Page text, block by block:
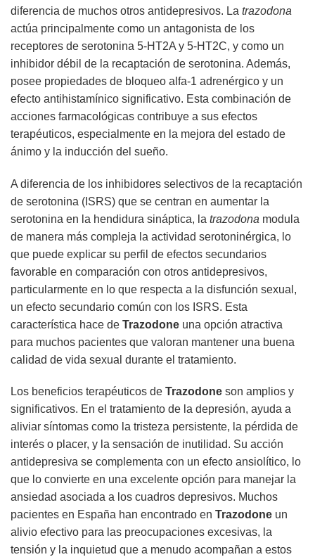
diferencia de muchos otros antidepresivos. La trazodona
actúa principalmente como un antagonista de los
receptores de serotonina 5-HT2A y 5-HT2C, y como un
inhibidor débil de la recaptación de serotonina. Además,
posee propiedades de bloqueo alfa-1 adrenérgico y un
efecto antihistamínico significativo. Esta combinación de
acciones farmacológicas contribuye a sus efectos
terapéuticos, especialmente en la mejora del estado de
ánimo y la inducción del sueño.
A diferencia de los inhibidores selectivos de la recaptación
de serotonina (ISRS) que se centran en aumentar la
serotonina en la hendidura sináptica, la trazodona modula
de manera más compleja la actividad serotoninérgica, lo
que puede explicar su perfil de efectos secundarios
favorable en comparación con otros antidepresivos,
particularmente en lo que respecta a la disfunción sexual,
un efecto secundario común con los ISRS. Esta
característica hace de Trazodone una opción atractiva
para muchos pacientes que valoran mantener una buena
calidad de vida sexual durante el tratamiento.
Los beneficios terapéuticos de Trazodone son amplios y
significativos. En el tratamiento de la depresión, ayuda a
aliviar síntomas como la tristeza persistente, la pérdida de
interés o placer, y la sensación de inutilidad. Su acción
antidepresiva se complementa con un efecto ansiolítico, lo
que lo convierte en una excelente opción para manejar la
ansiedad asociada a los cuadros depresivos. Muchos
pacientes en España han encontrado en Trazodone un
alivio efectivo para las preocupaciones excesivas, la
tensión y la inquietud que a menudo acompañan a estos